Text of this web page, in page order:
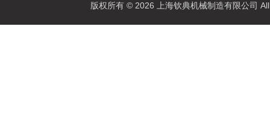
版权所有 © 2026 上海钦典机械制造有限公